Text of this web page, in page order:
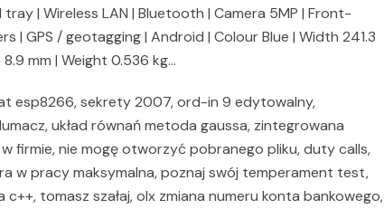
| Wireless LAN | Bluetooth | Camera 5MP | Front-
| GPS / geotagging | Android | Colour Blue | Width 241.3
mm | Weight 0.536 kg…
esp8266, sekrety 2007, ord-in 9 edytowalny,
układ równań metoda gaussa, zintegrowana
firmie, nie mogę otworzyć pobranego pliku, duty calls,
w pracy maksymalna, poznaj swój temperament test,
tomasz szałaj, olx zmiana numeru konta bankowego,